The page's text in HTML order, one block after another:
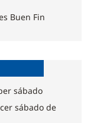
Buen Fin
sábado
sábado de